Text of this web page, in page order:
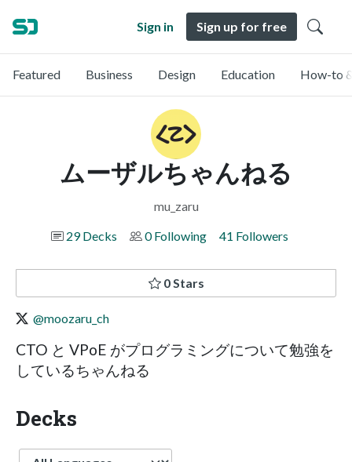
Sign in Sign up for free
Featured Business Design Education How-to
ムーザルちゃんねる
mu_zaru
29 Decks
0 Following 41 Followers
0 Stars
@moozaru_ch
CTO と VPoE がプログラミングについて勉強を
しているちゃんねる
Decks
Language